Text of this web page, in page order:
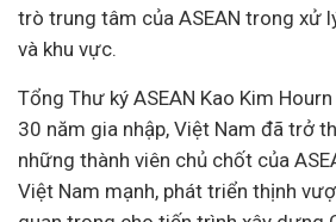
trò trung tâm của ASEAN trong xử
và khu vực.
Tổng Thư ký ASEAN Kao Kim
30 năm gia nhập, Việt Nam đã trở
những thành viên chủ chốt của
Việt Nam mạnh, phát triển thịnh